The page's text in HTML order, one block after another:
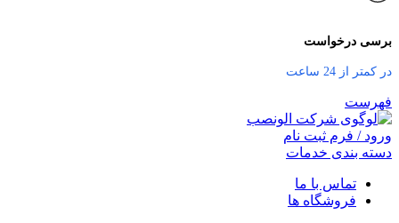
برسی درخواست
در کمتر از 24 ساعت
فهرست
ورود / فرم ثبت نام
دسته بندی خدمات
تماس با ما
فروشگاه ها